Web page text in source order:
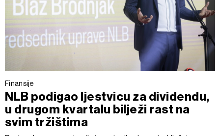
Finansije
NLB podigao ljestvicu za dividendu,
u drugom kvartalu bilježi rast na
svim tržištima